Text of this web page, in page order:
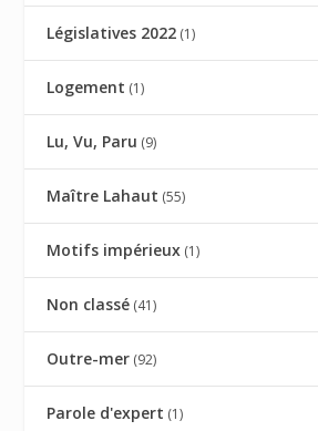
Législatives 2022 (1)
Logement (1)
Lu, Vu, Paru (9)
Maître Lahaut (55)
Motifs impérieux (1)
Non classé (41)
Outre-mer (92)
Parole d'expert (1)